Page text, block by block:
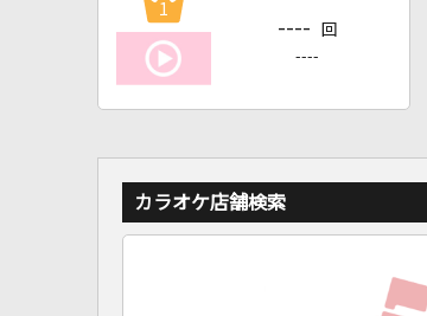
1
---- 回
----
カラオケ店舗検索